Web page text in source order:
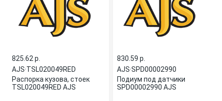
825.62 p.
AJS·TSL020049RED
Распорка кузова, стоек
TSL020049RED AJS
830.59 p.
AJS·SPD00002990
Подиум под датчики
SPD00002990 AJS